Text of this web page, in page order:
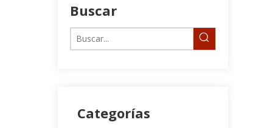
Buscar
Categorías